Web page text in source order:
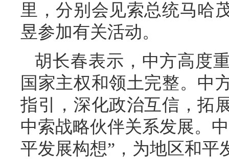
里，分别会见索总统马哈
昱参加有关活动。
胡长春表示，中方高度
国家主权和领土完整。中
指引，深化政治互信，拓
中索战略伙伴关系发展。
平发展构想”，为地区和平